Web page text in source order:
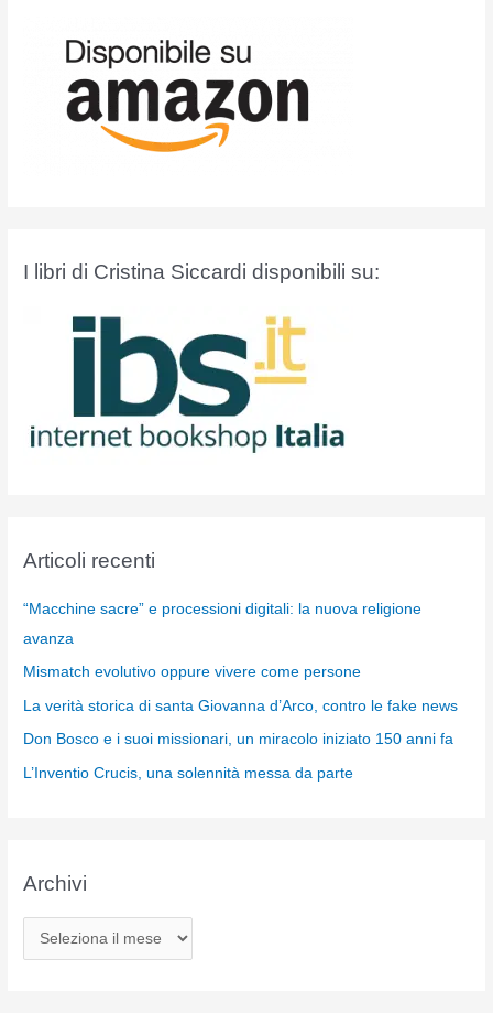
I libri di Cristina Siccardi disponibili su:
Articoli recenti
“Macchine sacre” e processioni digitali: la nuova religione
avanza
Mismatch evolutivo oppure vivere come persone
La verità storica di santa Giovanna d’Arco, contro le fake news
Don Bosco e i suoi missionari, un miracolo iniziato 150 anni fa
L’Inventio Crucis, una solennità messa da parte
Archivi
r